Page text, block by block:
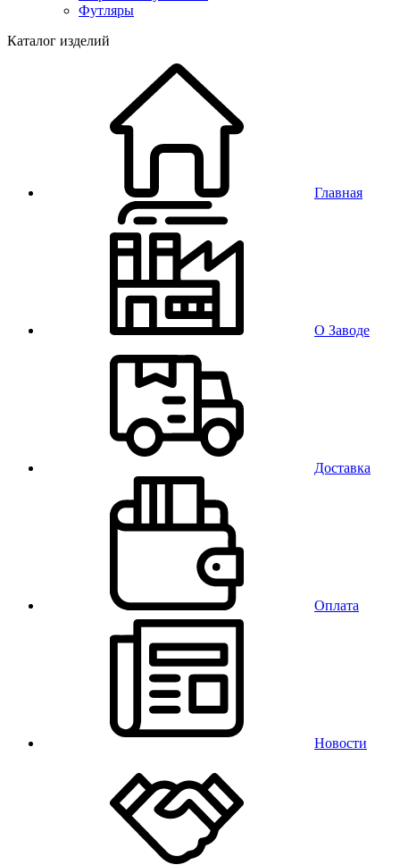
Футляры
Каталог изделий
Главная
О Заводе
Доставка
Оплата
Новости